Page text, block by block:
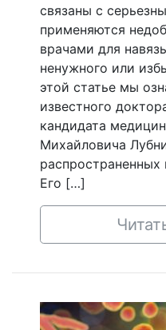
связаны с
применяются
врачами для
ненужного или
этой статье мы
известного
кандидата
Михайловича
распространенных
Его […]